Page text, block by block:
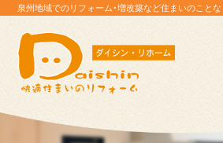
泉州地域でのリフォーム・増改築など住まいのことな